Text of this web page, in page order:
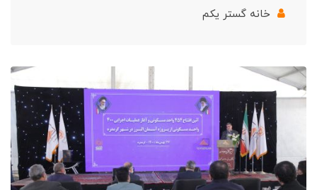
خانه گستر یکم